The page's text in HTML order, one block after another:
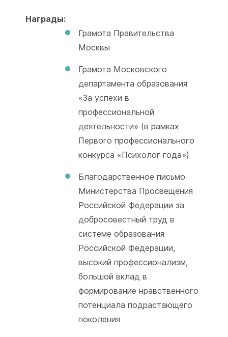
Награды:
Грамота Правительства
Москвы
Грамота Московского
департамента образования
«За успехи в
профессиональной
деятельности» (в рамках
Первого профессионального
конкурса «Психолог года»)
Благодарственное письмо
Министерства Просвещения
Российской Федерации за
добросовестный труд в
системе образования
Российской Федерации,
высокий профессионализм,
большой вклад в
формирование нравственного
потенциала подрастающего
поколения